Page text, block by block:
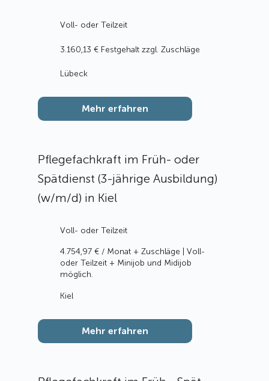
3.160,13 € Festgehalt zzgl. Zuschläge
Lübeck
Voll- oder Teilzeit
Mehr erfahren
Pflegefachkraft im Früh- oder
Spätdienst (3-jährige Ausbildung)
(w/m/d) in Kiel
4.754,97 € / Monat + Zuschläge | Voll-
oder Teilzeit + Minijob und Midijob
möglich.
Kiel
Voll- oder Teilzeit
Mehr erfahren